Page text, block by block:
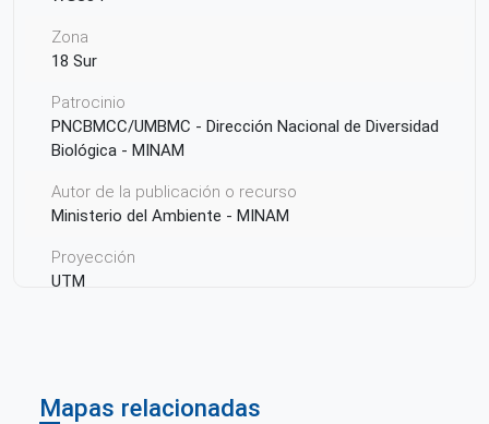
Zona
18 Sur
Patrocinio
PNCBMCC/UMBMC - Dirección Nacional de Diversidad
Biológica - MINAM
Autor de la publicación o recurso
Ministerio del Ambiente - MINAM
Proyección
UTM
Mapas relacionadas